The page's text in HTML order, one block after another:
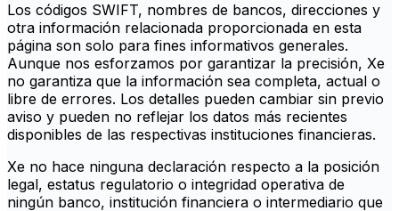
Los códigos SWIFT, nombres de bancos, direcciones y
otra información relacionada proporcionada en esta
página son solo para fines informativos generales.
Aunque nos esforzamos por garantizar la precisión, Xe
no garantiza que la información sea completa, actual o
libre de errores. Los detalles pueden cambiar sin previo
aviso y pueden no reflejar los datos más recientes
disponibles de las respectivas instituciones financieras.
Xe no hace ninguna declaración respecto a la posición
legal, estatus regulatorio o integridad operativa de
ningún banco, institución financiera o intermediario que